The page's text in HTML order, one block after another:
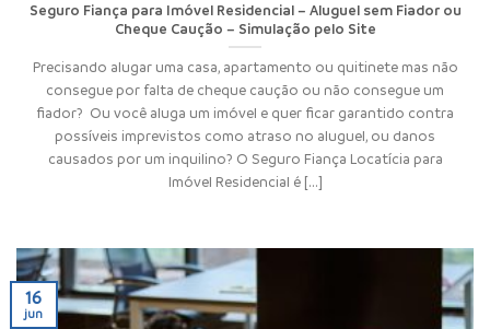
Seguro Fiança para Imóvel Residencial – Aluguel sem Fiador ou
Cheque Caução – Simulação pelo Site
Precisando alugar uma casa, apartamento ou quitinete mas não
consegue por falta de cheque caução ou não consegue um
fiador? Ou você aluga um imóvel e quer ficar garantido contra
possíveis imprevistos como atraso no aluguel, ou danos
causados por um inquilino? O Seguro Fiança Locatícia para
Imóvel Residencial é [...]
16
jun